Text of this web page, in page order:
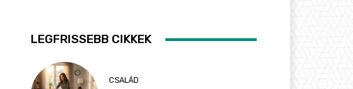
LEGFRISSEBB CIKKEK
CSALÁD